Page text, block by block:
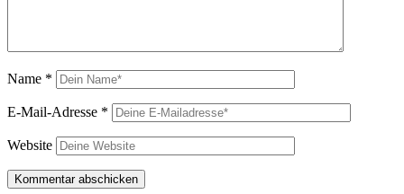
Name *
E-Mail-Adresse *
Website